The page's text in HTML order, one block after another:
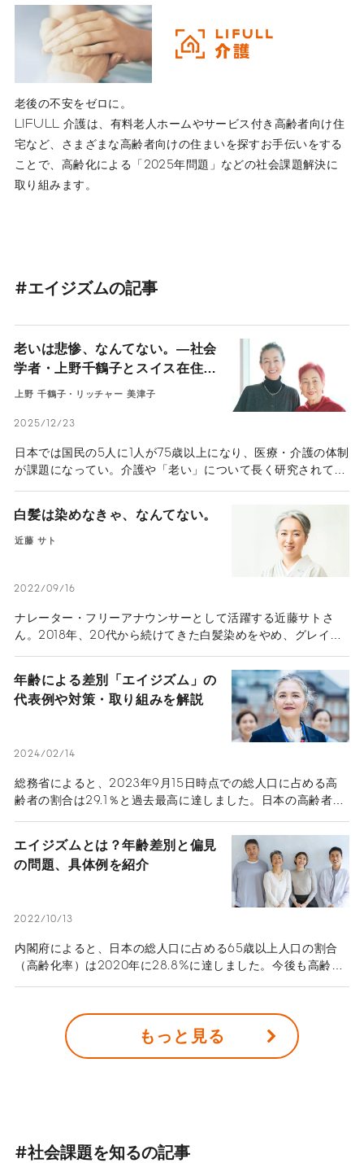
老後の不安をゼロに。
LIFULL 介護は、有料老人ホームやサービス付き高齢者向け住
宅など、さまざまな高齢者向けの住まいを探すお手伝いをする
ことで、高齢化による「2025年問題」などの社会課題解決に
取り組みます。
#エイジズムの記事
老いは悲惨、なんてない。―社会
学者・上野千鶴子とスイス在住ケ
アの専門家・リッチャー美津子が
上野 千鶴子・リッチャー 美津子
2025/12/23
日本では国民の5人に1人が75歳以上になり、医療・介護の体制
が課題になってい。介護や「老い」について長く研究されてき
護現場を経験されたリッチャー美津子さんに、日本とスイスの
介護や死生観について語りあっていただいた
白髪は染めなきゃ、なんてない。
近藤 サト
2022/09/16
ナレーター・フリーアナウンサーとして活躍する近藤サトさ
ん。2018年、20代から続けてきた白髪染めをやめ、グレイヘ
近藤さんのグレイヘアだが、当時、見た目の急激な変化は社会
的にインパクトが大きく、賛否両論を巻き起こした。ご自身も
とらわれていた“白髪は染めるもの”という固定観念やフジテレ
ビ時代に巷で言われた“女子アナ30歳定年説”など、年齢による
呪縛からどのように自由になれたのか、伺った。この記事は
「もっと自由に年齢をとらえよう」というテーマで、年齢にと
ュー企画です。他にも、YouTubeで人気の柴崎春通さん、
Camper-hiroさんの年齢の捉え方や自分らしく生きるための
ヒントになる記事も公開しています。
年齢による差別「エイジズム」の
代表例や対策・取り組みを解説
2024/02/14
総務省によると、2023年9月15日時点での総人口に占める高
齢者の割合は29.1％と過去最高に達しました。日本の高齢者人
一人が生き生きと活躍するためには、高齢者に向けられるエイ
ジズムの克服が求められます。この記事ではエイジズムについ
て解説します。
エイジズムとは？年齢差別と偏見
の問題、具体例を紹介
2022/10/13
内閣府によると、日本の総人口に占める65歳以上人口の割合
（高齢化率）は2020年に28.8%に達しました。今後も高齢化
活躍するためには、年齢による差別と偏見である「エイジズ
ム」の克服が課題とされています。
もっと見る
#社会課題を知るの記事